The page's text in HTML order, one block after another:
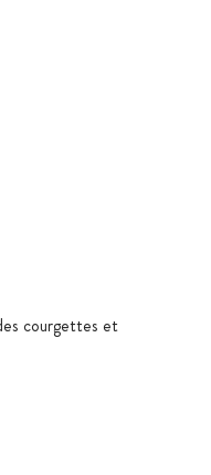
courgettes et